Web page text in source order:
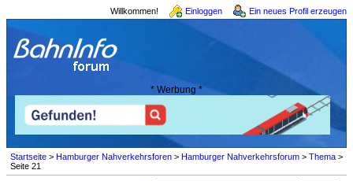
Willkommen! Einloggen Ein neues Profil erzeugen
* Werbung *
Startseite > Hamburger Nahverkehrsforen > Hamburger Nahverkehrsforum > Thema >
Seite 21